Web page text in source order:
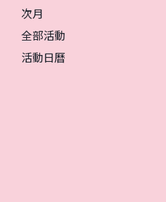
次月
全部活動
活動日曆